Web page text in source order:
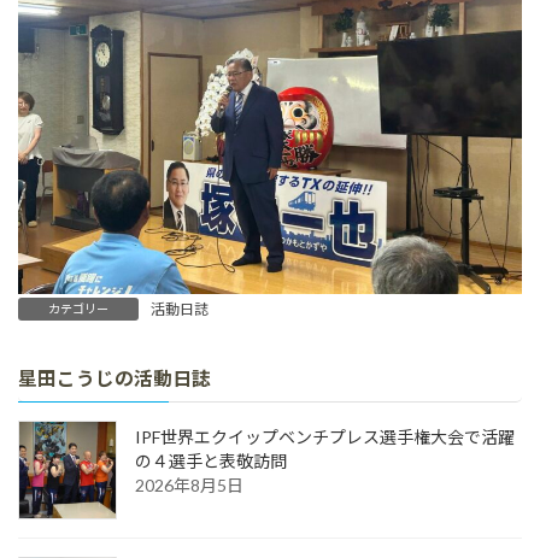
カテゴリー 活動日誌
星田こうじの活動日誌
IPF世界エクイップベンチプレス選手権大会で活躍
の４選手と表敬訪問
2026年8月5日